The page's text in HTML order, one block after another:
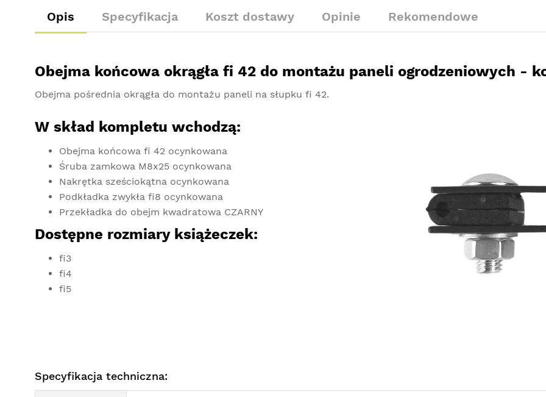
Opis Specyfikacja Koszt dostawy Opinie Rekomendowe
Obejma końcowa okrągła fi 42 do montażu paneli ogrodzeniowych -
Obejma pośrednia okrągła do montażu paneli na słupku fi 42.
W skład kompletu wchodzą:
Obejma końcowa fi 42 ocynkowana
Śruba zamkowa M8x25 ocynkowana
Nakrętka sześciokątna ocynkowana
Podkładka zwykła fi8 ocynkowana
Przekładka do obejm kwadratowa CZARNY
Dostępne rozmiary książeczek:
fi3
fi4
fi5
Specyfikacja techniczna: